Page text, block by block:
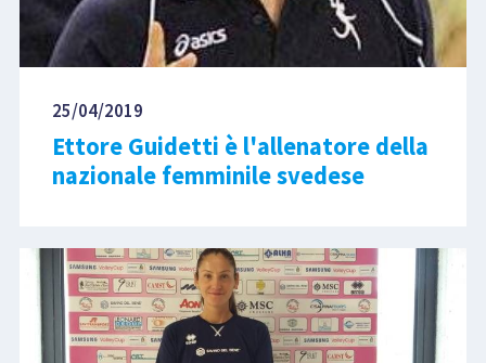
25/04/2019
Ettore Guidetti è l'allenatore della
nazionale femminile svedese